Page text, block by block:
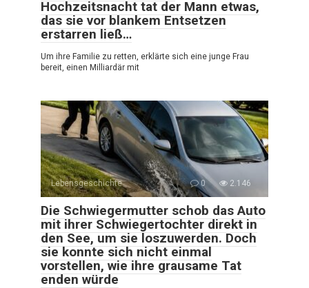
Hochzeitsnacht tat der Mann etwas,
das sie vor blankem Entsetzen
erstarren ließ…
Um ihre Familie zu retten, erklärte sich eine junge Frau
bereit, einen Milliardär mit
Lebensgeschichte 0 2.146
Die Schwiegermutter schob das Auto
mit ihrer Schwiegertochter direkt in
den See, um sie loszuwerden. Doch
sie konnte sich nicht einmal
vorstellen, wie ihre grausame Tat
enden würde